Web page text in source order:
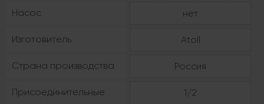
Насос нет
Изготовитель Atoll
Страна производства Россия
Присоединительные
1/2